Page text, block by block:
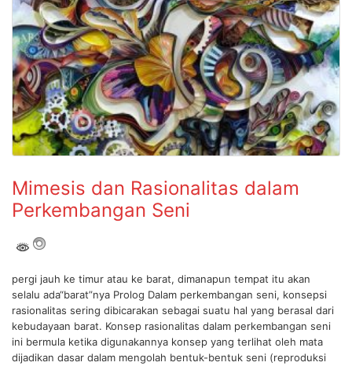
Mimesis dan Rasionalitas dalam
Perkembangan Seni
pergi jauh ke timur atau ke barat, dimanapun tempat itu akan
selalu ada“barat”nya Prolog Dalam perkembangan seni, konsepsi
rasionalitas sering dibicarakan sebagai suatu hal yang berasal dari
kebudayaan barat. Konsep rasionalitas dalam perkembangan seni
ini bermula ketika digunakannya konsep yang terlihat oleh mata
dijadikan dasar dalam mengolah bentuk-bentuk seni (reproduksi